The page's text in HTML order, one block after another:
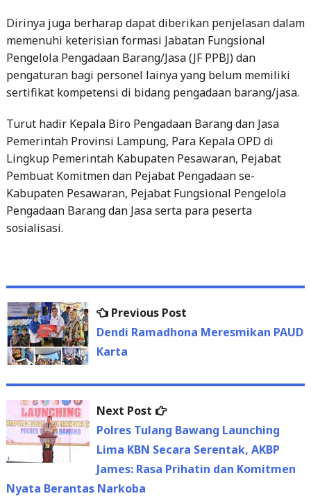
Dirinya juga berharap dapat diberikan penjelasan dalam
memenuhi keterisian formasi Jabatan Fungsional
Pengelola Pengadaan Barang/Jasa (JF PPBJ) dan
pengaturan bagi personel lainya yang belum memiliki
sertifikat kompetensi di bidang pengadaan barang/jasa.
Turut hadir Kepala Biro Pengadaan Barang dan Jasa
Pemerintah Provinsi Lampung, Para Kepala OPD di
Lingkup Pemerintah Kabupaten Pesawaran, Pejabat
Pembuat Komitmen dan Pejabat Pengadaan se-
Kabupaten Pesawaran, Pejabat Fungsional Pengelola
Pengadaan Barang dan Jasa serta para peserta
sosialisasi.
Post
navigation
Previous Post
post:
Dendi Ramadhona Meresmikan PAUD
Karta
Next Post
Next
post:
Polres Tulang Bawang Launching
Lima KBN Secara Serentak, AKBP
James: Rasa Prihatin dan Komitmen
Nyata Berantas Narkoba